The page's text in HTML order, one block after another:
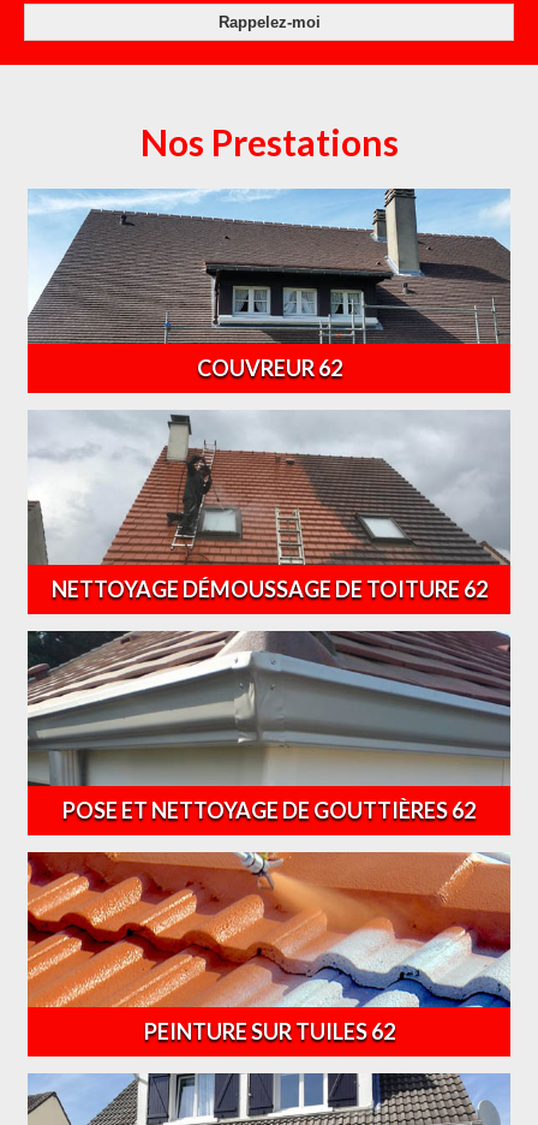
Nos Prestations
COUVREUR 62
NETTOYAGE DÉMOUSSAGE DE TOITURE 62
POSE ET NETTOYAGE DE GOUTTIÈRES 62
PEINTURE SUR TUILES 62